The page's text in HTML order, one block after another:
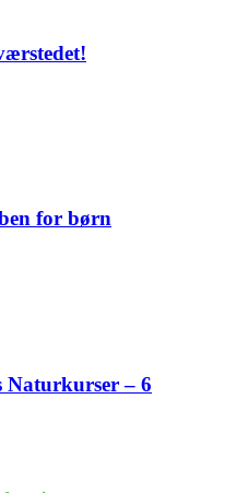
for børn
Naturkurser – 6